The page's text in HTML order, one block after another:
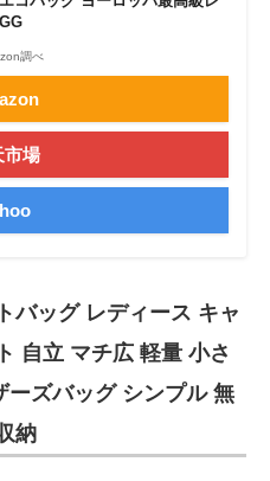
調べ
市場
バッグ レディース キャ
自立 マチ広 軽量 小さ
ーズバッグ シンプル 無
納